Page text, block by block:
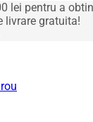
lei pentru a
livrare gratuita!